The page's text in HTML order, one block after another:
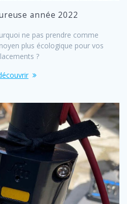
année 2022
ne pas prendre comme
plus écologique pour vos
?